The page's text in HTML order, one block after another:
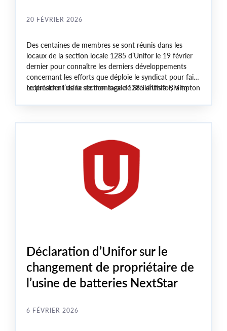
20 FÉVRIER 2026
Des centaines de membres se sont réunis dans les
locaux de la section locale 1285 d’Unifor le 19 février
dernier pour connaître les derniers développements
concernant les efforts que déploie le syndicat pour faire
redémarrer l’usine de montage de Stellantis à Brampton
Le président de la section locale 1285 d’Unifor, Vito
Déclaration d’Unifor sur le
changement de propriétaire de
l’usine de batteries NextStar
6 FÉVRIER 2026